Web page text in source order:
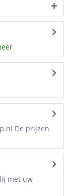
De prijzen
met uw